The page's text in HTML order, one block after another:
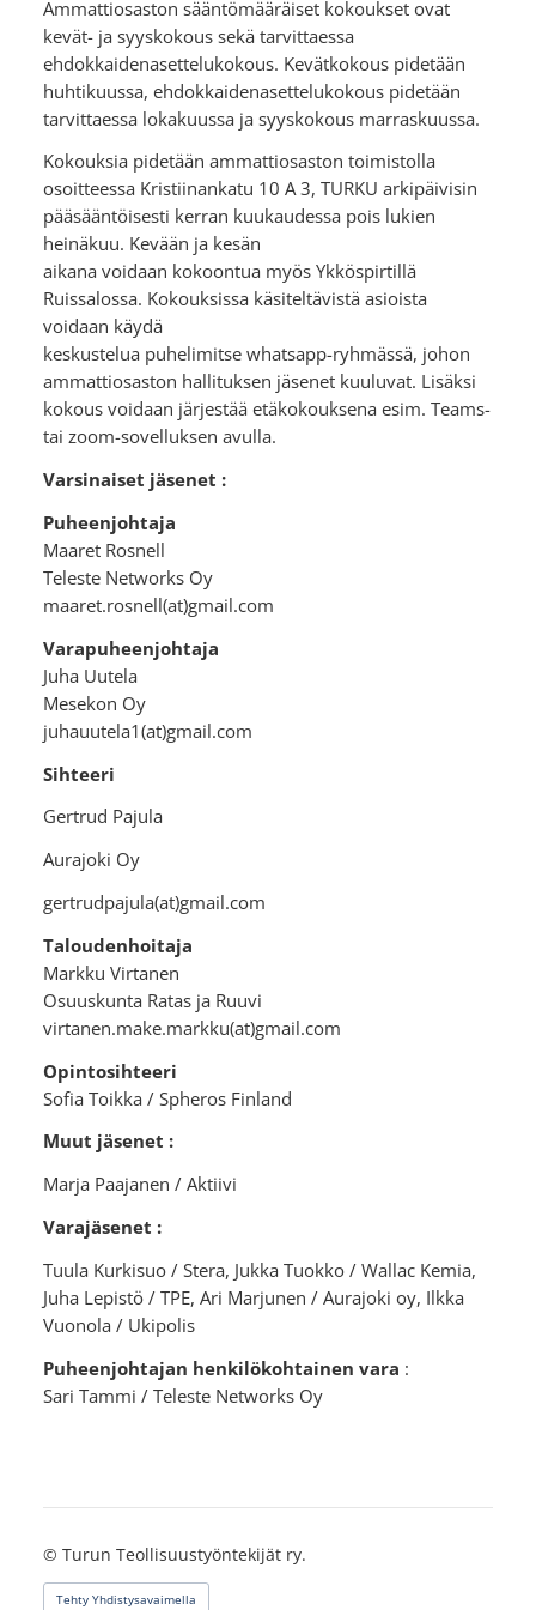
Ammattiosaston sääntömääräiset kokoukset ovat
kevät- ja syyskokous sekä tarvittaessa
ehdokkaidenasettelukokous. Kevätkokous pidetään
huhtikuussa, ehdokkaidenasettelukokous pidetään
tarvittaessa lokakuussa ja syyskokous marraskuussa.
Kokouksia pidetään ammattiosaston toimistolla
osoitteessa Kristiinankatu 10 A 3, TURKU arkipäivisin
pääsääntöisesti kerran kuukaudessa pois lukien
heinäkuu. Kevään ja kesän
aikana voidaan kokoontua myös Ykköspirtillä
Ruissalossa. Kokouksissa käsiteltävistä asioista
voidaan käydä
keskustelua puhelimitse whatsapp-ryhmässä, johon
ammattiosaston hallituksen jäsenet kuuluvat. Lisäksi
kokous voidaan järjestää etäkokouksena esim. Teams-
tai zoom-sovelluksen avulla.
Varsinaiset jäsenet :
Puheenjohtaja
Maaret Rosnell
Teleste Networks Oy
maaret.rosnell(at)gmail.com
Varapuheenjohtaja
Juha Uutela
Mesekon Oy
juhauutela1(at)gmail.com
Sihteeri
Gertrud Pajula
Aurajoki Oy
gertrudpajula(at)gmail.com
Taloudenhoitaja
Markku Virtanen
Osuuskunta Ratas ja Ruuvi
virtanen.make.markku(at)gmail.com
Opintosihteeri
Sofia Toikka / Spheros Finland
Muut jäsenet :
Marja Paajanen / Aktiivi
Varajäsenet :
Tuula Kurkisuo / Stera, Jukka Tuokko / Wallac Kemia,
Juha Lepistö / TPE, Ari Marjunen / Aurajoki oy, Ilkka
Vuonola / Ukipolis
Puheenjohtajan henkilökohtainen vara :
Sari Tammi / Teleste Networks Oy
© Turun Teollisuustyöntekijät ry.
Tehty Yhdistysavaimella